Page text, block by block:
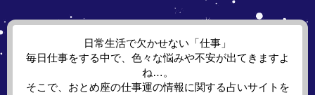
日常生活で欠かせない「仕事」
毎日仕事をする中で、色々な悩みや不安が出てきますよ
ね…。
そこで、おとめ座の仕事運の情報に関する占いサイトを